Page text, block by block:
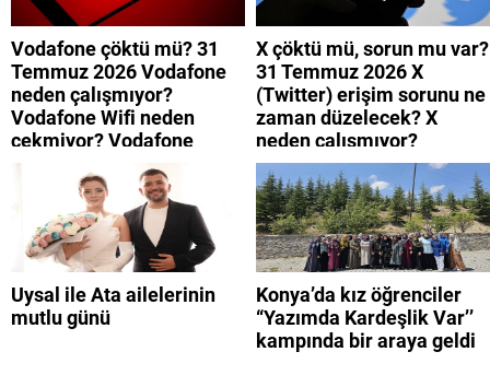
Vodafone çöktü mü? 31
Temmuz 2026 Vodafone
neden çalışmıyor?
Vodafone Wifi neden
çekmiyor? Vodafone
mobil uygulamaya neden
giremiyorum?
X çöktü mü, sorun mu var?
31 Temmuz 2026 X
(Twitter) erişim sorunu ne
zaman düzelecek? X
neden çalışmıyor?
Uysal ile Ata ailelerinin
mutlu günü
Konya’da kız öğrenciler
“Yazımda Kardeşlik Var’’
kampında bir araya geldi